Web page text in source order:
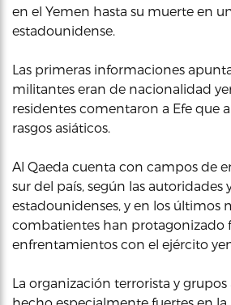
en el Yemen hasta su muerte en
estadounidense.
Las primeras informaciones
militantes eran de nacionalidad
residentes comentaron a Efe que
rasgos asiáticos.
Al Qaeda cuenta con campos de
sur del país, según las autoridades
estadounidenses, y en los últimos
combatientes han protagonizado
enfrentamientos con el ejército
La organización terrorista y grupos